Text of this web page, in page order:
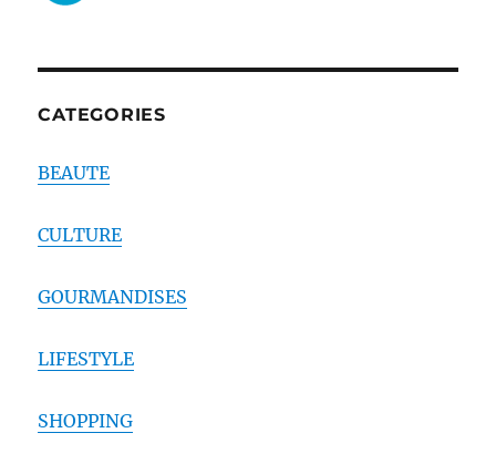
CATEGORIES
BEAUTE
CULTURE
GOURMANDISES
LIFESTYLE
SHOPPING